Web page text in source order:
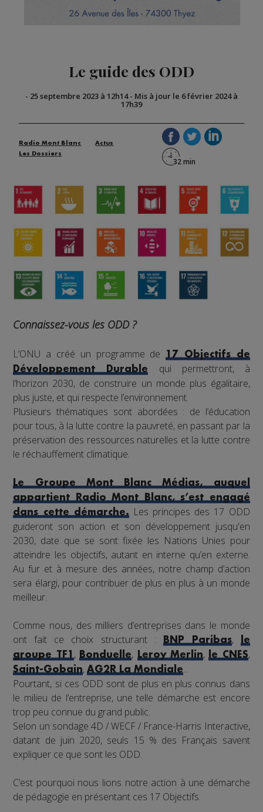
Le guide des ODD
- 25 septembre 2023 à 12h14- Mis à jour le 6 février 2024 à
17h39
Radio Mont Blanc
Actus
Les Dossiers
Connaissez-vous les ODD ?
L’ONU a créé un programme de17 Objectifs de
Développement Durable
qui permettront, à
l’horizon 2030, de construire un monde plus égalitaire,
plus juste, et qui respecte l’environnement.
Plusieurs thématiques sont abordées : de l’éducation
pour tous, à la lutte contre la pauvreté, en passant par la
préservation des ressources naturelles et la lutte contre
le réchauffement climatique.
Le Groupe Mont Blanc Médias, auquel
appartient Radio Mont Blanc, s’est engagé
dans cette démarche.Les principes des 17 ODD
guideront son action et son développement jusqu'en
2030, date que se sont fixée les Nations Unies pour
atteindre les objectifs, autant en interne qu’en externe.
Au fur et à mesure des années, notre champ d’action
sera élargi, pour contribuer de plus en plus à un monde
meilleur.
Comme nous, des milliers d’entreprises dans le monde
ont fait ce choix structurant :
BNP Paribas,
le
groupe TF1 , Bonduelle, Leroy Merlin, le CNES,
Saint-Gobain,AG2R La Mondiale...
Pourtant, si ces ODD sont de plus en plus connus dans
le milieu de l’entreprise, une telle démarche est encore
trop peu connue du grand public.
Selon un sondage 4D / WECF / France-Harris Interactive,
datant de juin 2020, seuls 15 % des Français savent
expliquer ce que sont les ODD.
C’est pourquoi nous lions notre action à une démarche
de pédagogie en présentant ces 17 Objectifs.